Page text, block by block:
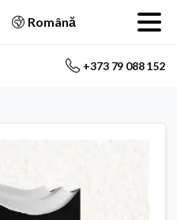
Română
+373 79 088 152